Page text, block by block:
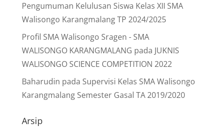
Pengumuman Kelulusan Siswa Kelas XII SMA
Walisongo Karangmalang TP 2024/2025
Profil SMA Walisongo Sragen - SMA
WALISONGO KARANGMALANG pada JUKNIS
WALISONGO SCIENCE COMPETITION 2022
Baharudin pada Supervisi Kelas SMA Walisongo
Karangmalang Semester Gasal TA 2019/2020
Arsip